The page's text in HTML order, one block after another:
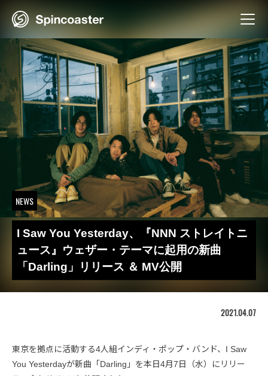
NEWS
I Saw You Yesterday、『NNN ストレイトニ
ュース』ウェザー・テーマに起用の新曲
「Darling」リリース ＆ MV公開
2021.04.07
東京を拠点に活動する4人組インディ・ポップ・バンド、I Saw
You Yesterdayが新曲「Darling」を本日4月7日（水）にリリー